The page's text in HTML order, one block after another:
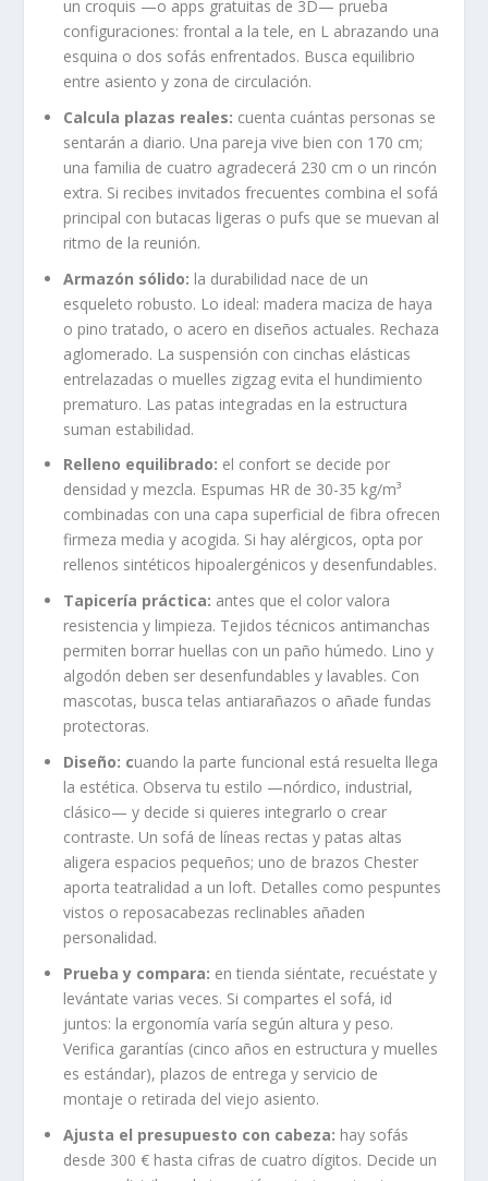
un croquis —o apps gratuitas de 3D— prueba
configuraciones: frontal a la tele, en L abrazando una
esquina o dos sofás enfrentados. Busca equilibrio
entre asiento y zona de circulación.
Calcula plazas reales: cuenta cuántas personas se
sentarán a diario. Una pareja vive bien con 170 cm;
una familia de cuatro agradecerá 230 cm o un rincón
extra. Si recibes invitados frecuentes combina el sofá
principal con butacas ligeras o pufs que se muevan al
ritmo de la reunión.
Armazón sólido: la durabilidad nace de un
esqueleto robusto. Lo ideal: madera maciza de haya
o pino tratado, o acero en diseños actuales. Rechaza
aglomerado. La suspensión con cinchas elásticas
entrelazadas o muelles zigzag evita el hundimiento
prematuro. Las patas integradas en la estructura
suman estabilidad.
Relleno equilibrado: el confort se decide por
densidad y mezcla. Espumas HR de 30-35 kg/m³
combinadas con una capa superficial de fibra ofrecen
firmeza media y acogida. Si hay alérgicos, opta por
rellenos sintéticos hipoalergénicos y desenfundables.
Tapicería práctica: antes que el color valora
resistencia y limpieza. Tejidos técnicos antimanchas
permiten borrar huellas con un paño húmedo. Lino y
algodón deben ser desenfundables y lavables. Con
mascotas, busca telas antiarañazos o añade fundas
protectoras.
Diseño: cuando la parte funcional está resuelta llega
la estética. Observa tu estilo —nórdico, industrial,
clásico— y decide si quieres integrarlo o crear
contraste. Un sofá de líneas rectas y patas altas
aligera espacios pequeños; uno de brazos Chester
aporta teatralidad a un loft. Detalles como pespuntes
vistos o reposacabezas reclinables añaden
personalidad.
Prueba y compara: en tienda siéntate, recuéstate y
levántate varias veces. Si compartes el sofá, id
juntos: la ergonomía varía según altura y peso.
Verifica garantías (cinco años en estructura y muelles
es estándar), plazos de entrega y servicio de
montaje o retirada del viejo asiento.
Ajusta el presupuesto con cabeza: hay sofás
desde 300 € hasta cifras de cuatro dígitos. Decide un